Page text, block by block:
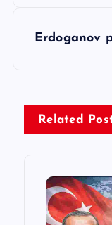
Erdoganov
Related